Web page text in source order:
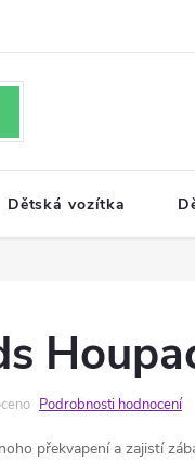
Dětská vozítka
Podrobnosti hodnocení
překvapení a zajistí